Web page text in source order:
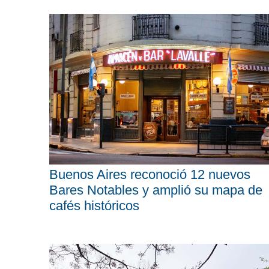
Buenos Aires reconoció 12 nuevos
Bares Notables y amplió su mapa de
cafés históricos